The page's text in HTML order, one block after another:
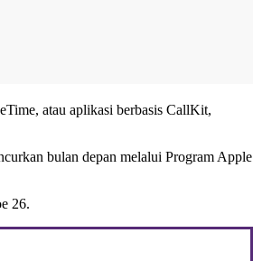
atau aplikasi berbasis CallKit,
bulan depan melalui Program Apple
26.